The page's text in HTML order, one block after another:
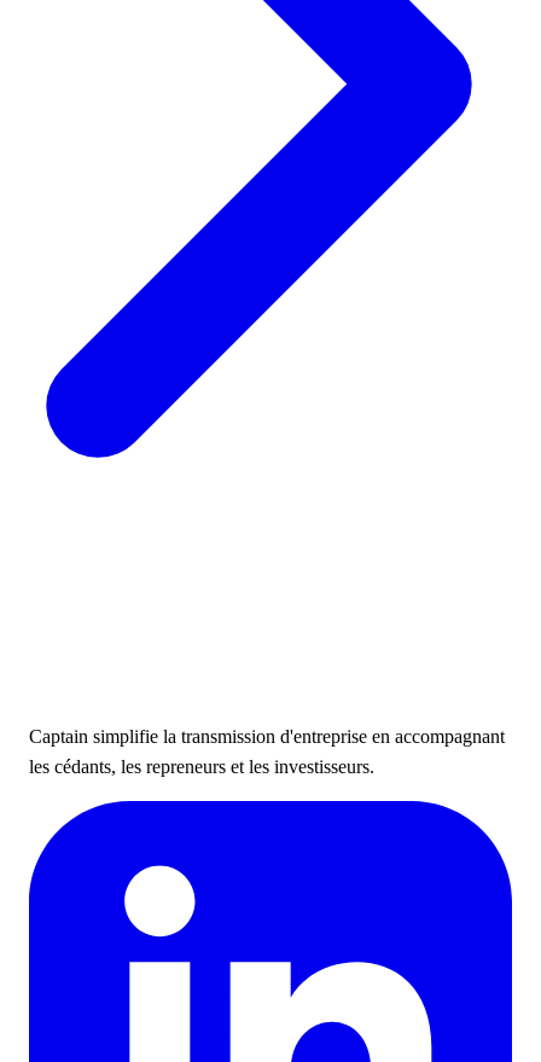
Captain simplifie la transmission d'entreprise en accompagnant
les cédants, les repreneurs et les investisseurs.